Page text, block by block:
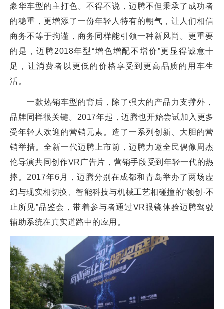
豪华车型的主打色。不得不说，迈腾不但秉承了成功者
的稳重，更增添了一份年轻人特有的朝气，让人们相信
商务不等于拘谨，商务同样能引领一种新风尚。更重要
的是，迈腾2018年型“增色增配不增价”更显得诚意十
足，让消费者以更低的价格享受到更高品质的用车生
活。
一款热销车型的背后，除了强大的产品力支撑外，
品牌同样很关键。2017年起，迈腾也开始尝试加入更多
受年轻人欢迎的营销元素。造了一系列创新、大胆的营
销举措。全新一代迈腾上市前，迈腾力邀全民偶像周杰
伦导演共同创作VR广告片，营销手段受到年轻一代的热
捧。2017年6月，迈腾分别在成都和青岛举办了两场虚
幻与现实相切换、智能科技与机械工艺相碰撞的“领创·不
止所见”品鉴会，带着参与者通过VR眼镜体验迈腾驾驶
辅助系统在真实道路中的应用。